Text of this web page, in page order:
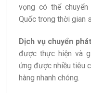
vọng có thể
Quốc trong thời gian
Dịch vụ chuyển
được thực hiện và
ứng được nhiều tiêu
hàng nhanh chóng.